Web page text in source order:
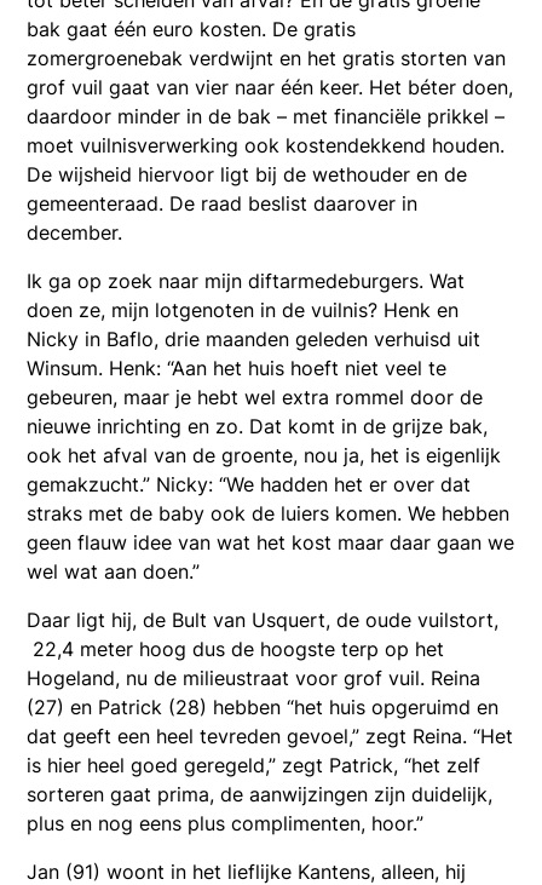
bak gaat één euro kosten. De gratis
zomergroenebak verdwijnt en het gratis storten van
grof vuil gaat van vier naar één keer. Het béter doen,
daardoor minder in de bak – met financiële prikkel –
moet vuilnisverwerking ook kostendekkend houden.
De wijsheid hiervoor ligt bij de wethouder en de
gemeenteraad. De raad beslist daarover in
december.
Ik ga op zoek naar mijn diftarmedeburgers. Wat
doen ze, mijn lotgenoten in de vuilnis? Henk en
Nicky in Baflo, drie maanden geleden verhuisd uit
Winsum. Henk: “Aan het huis hoeft niet veel te
gebeuren, maar je hebt wel extra rommel door de
nieuwe inrichting en zo. Dat komt in de grijze bak,
ook het afval van de groente, nou ja, het is eigenlijk
gemakzucht.” Nicky: “We hadden het er over dat
straks met de baby ook de luiers komen. We hebben
geen flauw idee van wat het kost maar daar gaan we
wel wat aan doen.”
Daar ligt hij, de Bult van Usquert, de oude vuilstort,
22,4 meter hoog dus de hoogste terp op het
Hogeland, nu de milieustraat voor grof vuil. Reina
(27) en Patrick (28) hebben “het huis opgeruimd en
dat geeft een heel tevreden gevoel,” zegt Reina. “Het
is hier heel goed geregeld,” zegt Patrick, “het zelf
sorteren gaat prima, de aanwijzingen zijn duidelijk,
plus en nog eens plus complimenten, hoor.”
Jan (91) woont in het lieflijke Kantens, alleen, hij